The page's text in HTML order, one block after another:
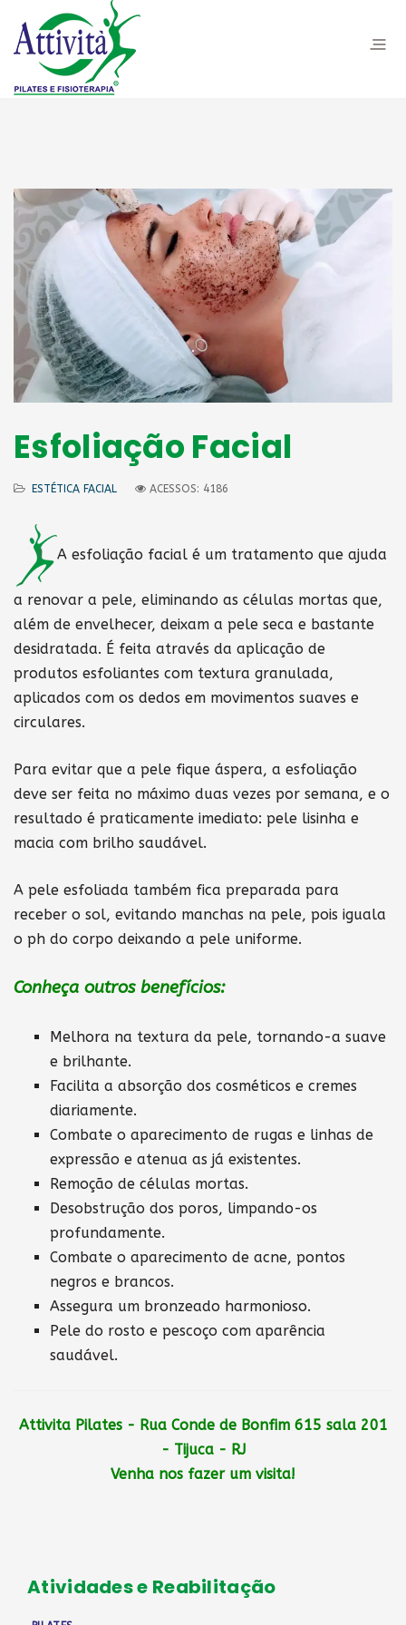
Esfoliação Facial
ESTÉTICA FACIAL ACESSOS: 4186
A esfoliação facial é um tratamento que ajuda
a renovar a pele, eliminando as células mortas que,
além de envelhecer, deixam a pele seca e bastante
desidratada. É feita através da aplicação de
produtos esfoliantes com textura granulada,
aplicados com os dedos em movimentos suaves e
circulares.
Para evitar que a pele fique áspera, a esfoliação
deve ser feita no máximo duas vezes por semana, e o
resultado é praticamente imediato: pele lisinha e
macia com brilho saudável.
A pele esfoliada também fica preparada para
receber o sol, evitando manchas na pele, pois iguala
o ph do corpo deixando a pele uniforme.
Conheça outros benefícios:
Melhora na textura da pele, tornando-a suave
e brilhante.
Facilita a absorção dos cosméticos e cremes
diariamente.
Combate o aparecimento de rugas e linhas de
expressão e atenua as já existentes.
Remoção de células mortas.
Desobstrução dos poros, limpando-os
profundamente.
Combate o aparecimento de acne, pontos
negros e brancos.
Assegura um bronzeado harmonioso.
Pele do rosto e pescoço com aparência
saudável.
Attivita Pilates - Rua Conde de Bonfim 615 sala 201
- Tijuca - RJ
Venha nos fazer um visita!
Atividades e Reabilitação